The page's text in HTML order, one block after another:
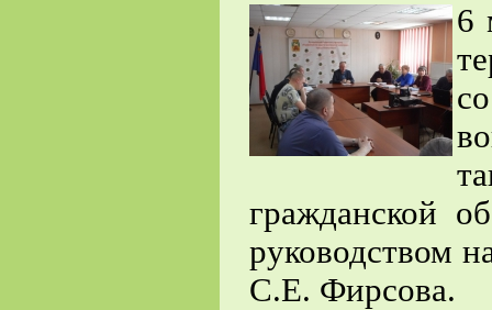
6
гражданской
руководством
С.Е. Фирсова.